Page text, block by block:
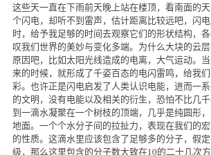
这些天一直在下雨前天晚上站在楼顶，看南面的
个闪电，却听不到雷声，估计距离比较远吧，闪
时，给予我足够的时间去观察它们的形状结构，
叹我们世界的美妙与变化多端。为什么大块的云
原因吧，比如太阳光线造成的电离，大气运动。
来的时候，就形成了千姿百态的电闪雷鸣，给我
彩。也许正是闪电启发了人类认识电能，进而一
的文明，没有电能以及相关的衍生，恐怕不比几
到一滴水凝聚在一个树枝的顶端，几乎是纯圆形
地面。一个个水分子间的拉扯力，表现在我们的
的性质。这滴水里应该包含了足够多的分子，假
级，那么这里包含的分子数大致在10的二十几次